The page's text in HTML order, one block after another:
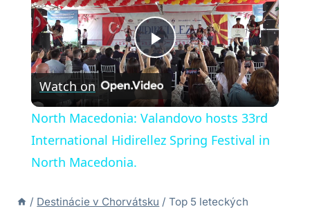
Play
Video
Watch on
North Macedonia: Valandovo hosts 33rd
International Hidirellez Spring Festival in
North Macedonia.
/ Destinácie v Chorvátsku / Top 5 leteckých